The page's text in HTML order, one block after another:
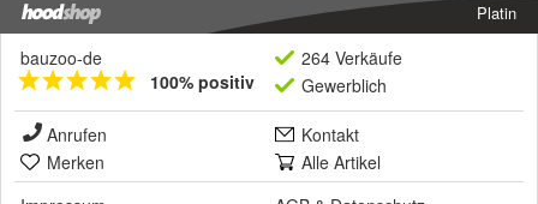
Platin
bauzoo-de
100% positiv
264 Verkäufe
Gewerblich
Anrufen
Kontakt
Merken
Alle Artikel